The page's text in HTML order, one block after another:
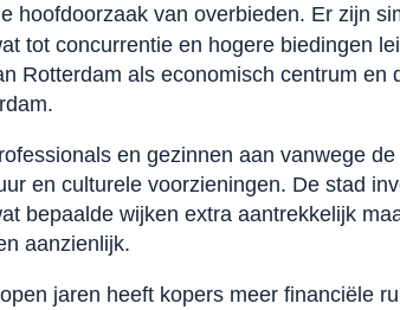
hoofdoorzaak van overbieden. Er zijn
tot concurrentie en hogere biedingen
Rotterdam als economisch centrum en
en gezinnen aan vanwege
en culturele voorzieningen. De stad
bepaalde wijken extra aantrekkelijk
aanzienlijk.
jaren heeft kopers meer financiële